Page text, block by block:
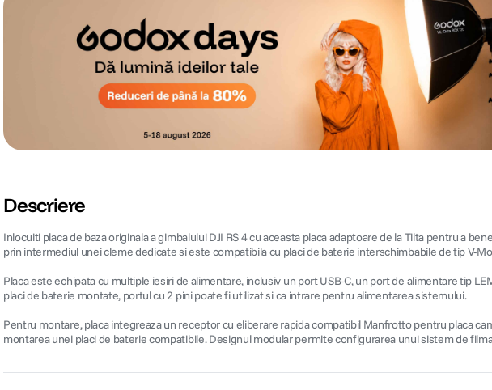
Descriere
Inlocuiti placa de baza originala a gimbalului DJI RS 4 cu aceasta placa adaptoare de la Tilta pentru a
prin intermediul unei cleme dedicate si este compatibila cu placi de baterie interschimbabile de tip V-
Placa este echipata cu multiple iesiri de alimentare, inclusiv un port USB-C, un port de alimentare tip
placi de baterie montate, portul cu 2 pini poate fi utilizat si ca intrare pentru alimentarea sistemului.
Pentru montare, placa integreaza un receptor cu eliberare rapida compatibil Manfrotto pentru placa
montarea unei placi de baterie compatibile. Designul modular permite configurarea unui sistem de